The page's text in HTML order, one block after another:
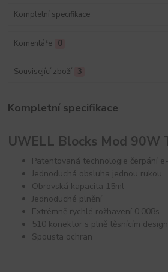
Kompletní specifikace
Komentáře 0
Související zboží 3
Kompletní specifikace
UWELL Blocks Mod 90W
Patentovaná technologie čerpání
Jednoduchá obsluha jednou rukou
Obrovská kapacita 15ml
Jednoduché plnění
Extrémně rychlé rožhavení 0,008s
510 konektor s plně těsnícím
Spousta ochran